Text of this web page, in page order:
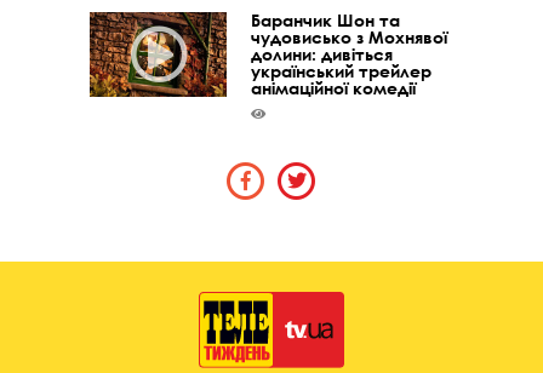
Баранчик Шон та
чудовисько з Мохнявої
долини: дивіться
український трейлер
анімаційної комедії